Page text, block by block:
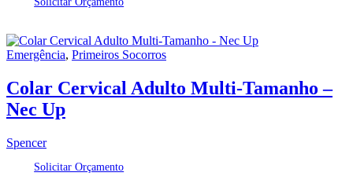
Emergência, Primeiros Socorros
Colar Cervical Adulto Multi-Tamanho –
Nec Up
Spencer
Solicitar Orçamento